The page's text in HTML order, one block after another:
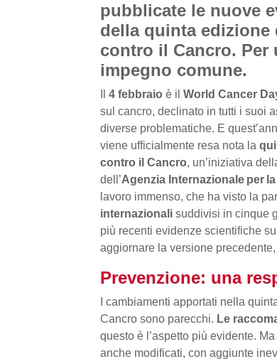
pubblicate le nuove
della quinta edizione
contro il Cancro. Per
impegno comune.
4 febbraio è il World Cancer
sul cancro, declinato in tutti i suoi
diverse problematiche. E
viene ufficialmente resa nota la
contro il Cancro, un’iniziativa
dell’Agenzia Internazionale per
lavoro immenso, che ha visto la
internazionali suddivisi in cinque
più recenti evidenze scientifiche
aggiornare la versione
Prevenzione: una
I cambiamenti apportati nella
Cancro sono parecchi. Le
questo è l’aspetto più evidente.
anche modificati, con aggiunte